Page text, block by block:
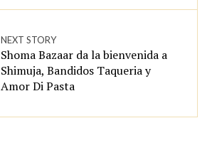
NEXT STORY
Shoma Bazaar da la bienvenida a
Shimuja, Bandidos Taqueria y
Amor Di Pasta